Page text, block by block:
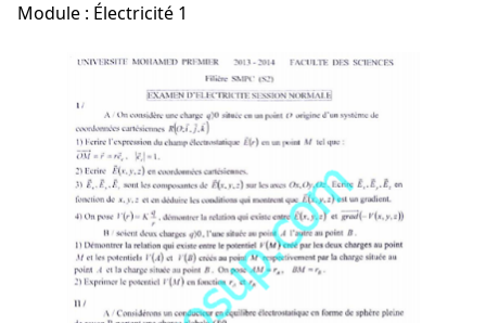
Module : Électricité 1